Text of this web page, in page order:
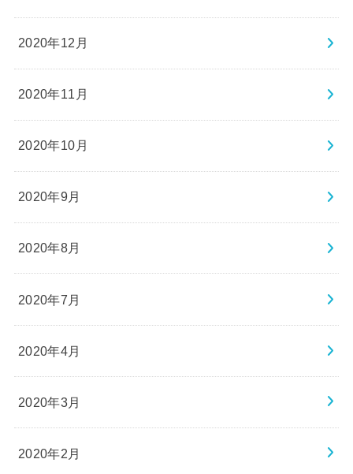
2020年12月
2020年11月
2020年10月
2020年9月
2020年8月
2020年7月
2020年4月
2020年3月
2020年2月